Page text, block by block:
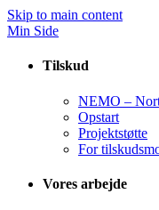
Skip to main content
Min Side
Tilskud
NEMO –
Opstart
Projektstøtte
For
Vores arbejde